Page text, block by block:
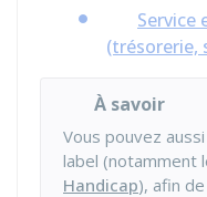
Service
(trésorerie,
À savoir
Vous pouvez
label (notamment
Handicap), afin